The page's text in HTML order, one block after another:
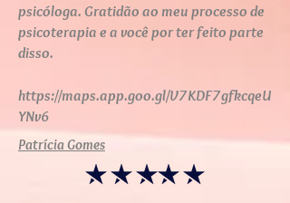
psicóloga. Gratidão ao meu processo de
psicoterapia e a você por ter feito parte
disso.
https://maps.app.goo.gl/V7KDF7gfkcqeU
YNv6
Patrícia Gomes